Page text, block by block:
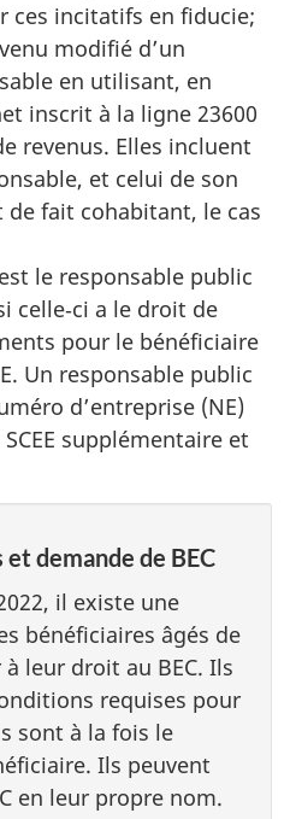
ces incitatifs en fiducie;
modifié d’un
en utilisant, en
inscrit à la ligne 23600
revenus. Elles incluent
et celui de son
fait cohabitant, le cas
le responsable public
celle‑ci a le droit de
pour le bénéficiaire
Un responsable public
d’entreprise (NE)
supplémentaire et
demande de BEC
il existe une
bénéficiaires âgés de
à leur droit au BEC. Ils
requises pour
sont à la fois le
Ils peuvent
en leur propre nom.